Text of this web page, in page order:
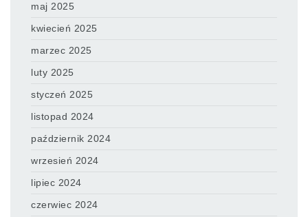
maj 2025
kwiecień 2025
marzec 2025
luty 2025
styczeń 2025
listopad 2024
październik 2024
wrzesień 2024
lipiec 2024
czerwiec 2024